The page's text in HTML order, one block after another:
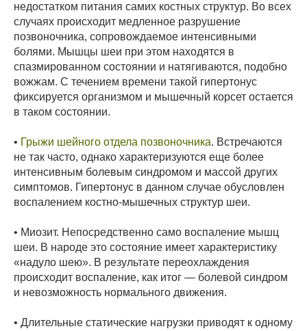
недостатком питания самих костных структур. Во всех
случаях происходит медленное разрушение
позвоночника, сопровождаемое интенсивными
болями. Мышцы шеи при этом находятся в
спазмированном состоянии и натягиваются, подобно
вожжам. С течением времени такой гипертонус
фиксируется организмом и мышечный корсет остается
в таком состоянии.
• Грыжи шейного отдела позвоночника. Встречаются
не так часто, однако характеризуются еще более
интенсивным болевым синдромом и массой других
симптомов. Гипертонус в данном случае обусловлен
воспалением костно-мышечных структур шеи.
• Миозит. Непосредственно само воспаление мышц
шеи. В народе это состояние имеет характеристику
«надуло шею». В результате переохлаждения
происходит воспаление, как итог — болевой синдром
и невозможность нормального движения.
• Длительные статические нагрузки приводят к одному